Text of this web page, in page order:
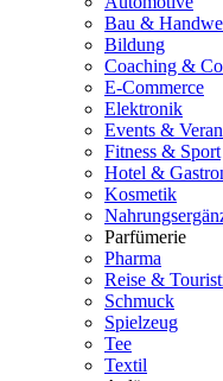
Bau &
Bildung
Coaching &
E-Commerce
Elektronik
Events &
Fitness & Sport
Hotel &
Kosmetik
Parfümerie
Pharma
Reise &
Schmuck
Spielzeug
Tee
Textil